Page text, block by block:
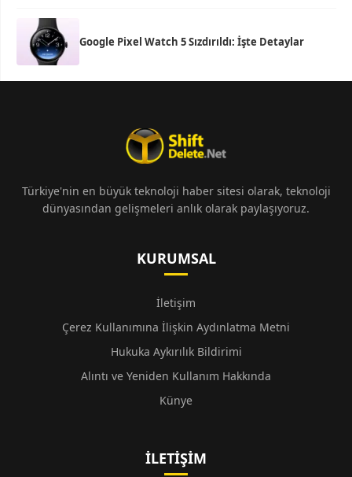
Google Pixel Watch 5 Sızdırıldı: İşte Detaylar
Türkiye'nin en büyük teknoloji haber sitesi olarak, teknoloji
dünyasından gelişmeleri anlık olarak paylaşıyoruz.
KURUMSAL
İletişim
Çerez Kullanımına İlişkin Aydınlatma Metni
Hukuka Aykırılık Bildirimi
Alıntı ve Yeniden Kullanım Hakkında
Künye
İLETIŞIM